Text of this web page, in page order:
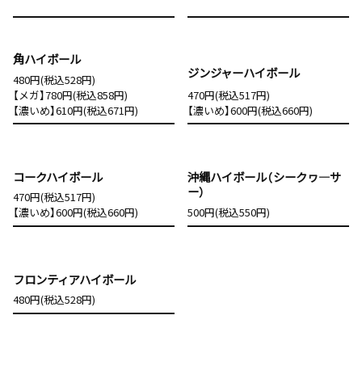
角ハイボール
480円(税込528円)
【メガ】780円(税込858円)
【濃いめ】610円(税込671円)
ジンジャーハイボール
470円(税込517円)
【濃いめ】600円(税込660円)
コークハイボール
470円(税込517円)
【濃いめ】600円(税込660円)
沖縄ハイボール（シークヮ―サ
ー）
500円(税込550円)
フロンティアハイボール
480円(税込528円)